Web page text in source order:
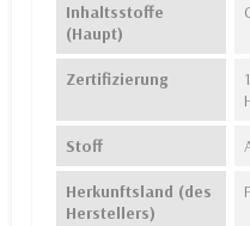
Inhaltsstoffe
(Haupt)
Zertifizierung
Stoff
Herkunftsland (des
Herstellers)